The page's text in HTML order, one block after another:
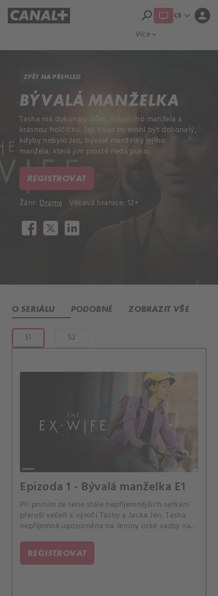
Více expand_more
search CS expand_more person
ZPĚT NA PŘEHLED
BÝVALÁ MANŽELKA
Tasha má dokonalý dům, milujícího manžela a
krásnou holčičku. Její život by mohl být dokonalý,
kdyby nebylo Jen, bývalé manželky jejího
manžela, která jim prostě nedá pokoj.
REGISTROVAT
Žánr:Drama Věková hranice: 12+
O SERIÁLU PODOBNÉ ZOBRAZIT VŠE
S1 S2
Epizoda 1 - Bývalá manželka E1
Při prvním ze série stále nepříjemnějších setkání
přeruší večeři k výročí Tashy a Jacka Jen. Tasha
nepříjemně upozorněna na Jeniny úzké vazby na
aby s Jen přerušil kontakt.
REGISTROVAT